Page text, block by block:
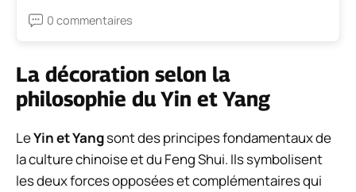
0 commentaires
La décoration selon la
philosophie du Yin et Yang
LeYin et Yangsont des principes fondamentaux de
la culture chinoise et du Feng Shui. Ils symbolisent
les deux forces opposées et complémentaires qui